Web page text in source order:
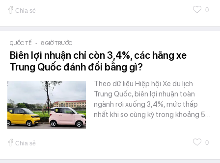
Chia sẻ 0
QUỐC TẾ - 8 GIỜ TRƯỚC
Biên lợi nhuận chỉ còn 3,4%, các hãng xe
Trung Quốc đánh đổi bằng gì?
Theo dữ liệu Hiệp hội Xe du lịch
Trung Quốc, biên lợi nhuận toàn
ngành rơi xuống 3,4%, mức thấp
nhất khi so cùng kỳ trong khoảng 5…
Chia sẻ 0